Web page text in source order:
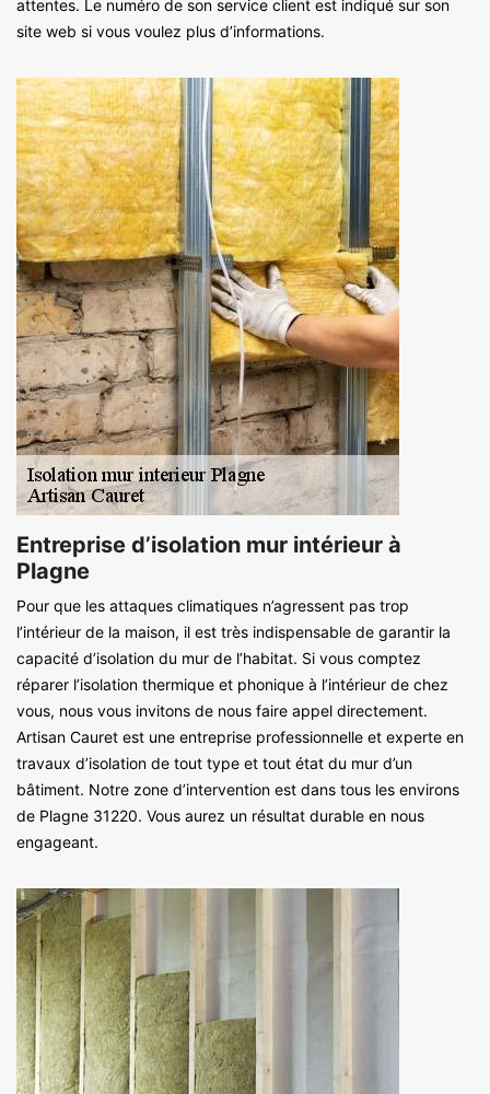
attentes. Le numéro de son service client est indiqué sur son
site web si vous voulez plus d’informations.
Entreprise d’isolation mur intérieur à
Plagne
Pour que les attaques climatiques n’agressent pas trop
l’intérieur de la maison, il est très indispensable de garantir la
capacité d’isolation du mur de l’habitat. Si vous comptez
réparer l’isolation thermique et phonique à l’intérieur de chez
vous, nous vous invitons de nous faire appel directement.
Artisan Cauret est une entreprise professionnelle et experte en
travaux d’isolation de tout type et tout état du mur d’un
bâtiment. Notre zone d’intervention est dans tous les environs
de Plagne 31220. Vous aurez un résultat durable en nous
engageant.